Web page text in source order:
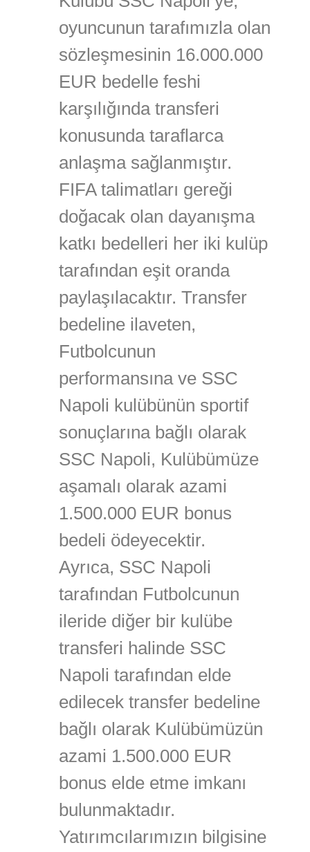
oyuncunun tarafımızla olan
sözleşmesinin 16.000.000
EUR bedelle feshi
karşılığında transferi
konusunda taraflarca
anlaşma sağlanmıştır.
FIFA talimatları gereği
doğacak olan dayanışma
katkı bedelleri her iki kulüp
tarafından eşit oranda
paylaşılacaktır. Transfer
bedeline ilaveten,
Futbolcunun
performansına ve SSC
Napoli kulübünün sportif
sonuçlarına bağlı olarak
SSC Napoli, Kulübümüze
aşamalı olarak azami
1.500.000 EUR bonus
bedeli ödeyecektir.
Ayrıca, SSC Napoli
tarafından Futbolcunun
ileride diğer bir kulübe
transferi halinde SSC
Napoli tarafından elde
edilecek transfer bedeline
bağlı olarak Kulübümüzün
azami 1.500.000 EUR
bonus elde etme imkanı
bulunmaktadır.
Yatırımcılarımızın bilgisine